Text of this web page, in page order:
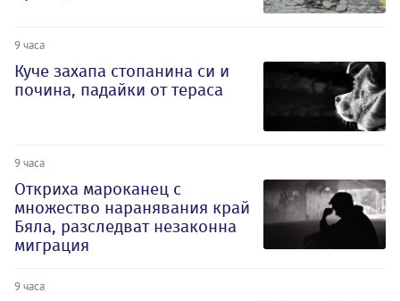
9 часа
Куче захапа стопанина си и
почина, падайки от тераса
9 часа
Откриха мароканец с
множество наранявания край
Бяла, разследват незаконна
миграция
9 часа